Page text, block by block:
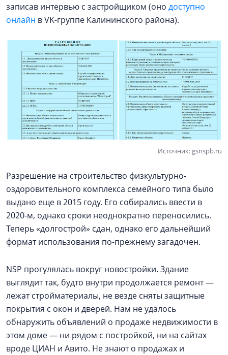
записав интервью с застройщиком (оно доступно
онлайн в VK-группе Калининского района).
Источник: gsnspb.ru
Разрешение на строительство физкультурно-
оздоровительного комплекса семейного типа было
выдано еще в 2015 году. Его собирались ввести в
2020-м, однако сроки неоднократно переносились.
Теперь «долгострой» сдан, однако его дальнейший
формат использования по-прежнему загадочен.
NSP прогулялась вокруг новостройки. Здание
выглядит так, будто внутри продолжается ремонт —
лежат стройматериалы, не везде сняты защитные
покрытия с окон и дверей. Нам не удалось
обнаружить объявлений о продаже недвижимости в
этом доме — ни рядом с постройкой, ни на сайтах
вроде ЦИАН и Авито. Не знают о продажах и